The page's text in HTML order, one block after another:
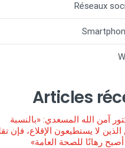
Réseaux
Articles
آمن الله المسعدي: «بالنسبة
الذين لا يستطيعون الإقلاع، فإن
رهانًا للصحة العامة»